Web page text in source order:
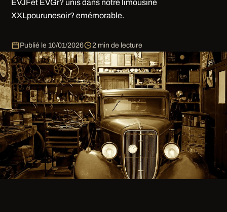
EVJFet EVGr? unis dans notre limousine
XXLpourunesoir? emémorable.
Publié le 10/01/2026 2 min de lecture